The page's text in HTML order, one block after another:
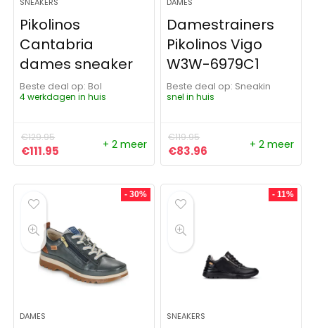
Pikolinos
Cantabria
dames sneaker
Beste deal op:
Bol
4 werkdagen in huis
€129.95
Oorspronkelijke prijs was: €129.95.
€111.95 Huidige prijs is: €111.95.
+ 2 meer
Damestrainers
Pikolinos Vigo
W3W-6979C1
Beste deal op:
Sneakin
snel in huis
€119.95
Oorspronkelijke prijs was:
€83.96 Huidige prijs is:
+ 2 meer
- 30%
DAMES
- 11%
SNEAKERS